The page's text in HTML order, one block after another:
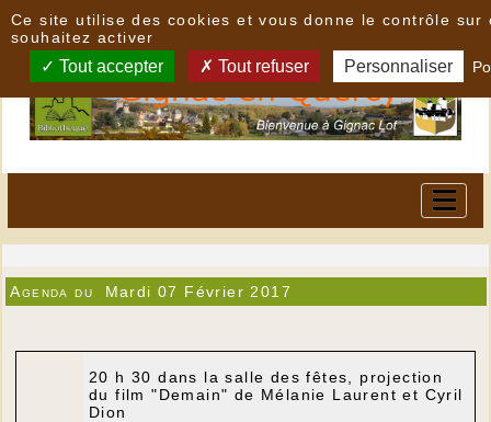
Agenda du Mardi 07 Février 2017
20 h 30 dans la salle des fêtes, projection
du film "Demain" de Mélanie Laurent et Cyril
Dion
Ce site utilise des cookies et vous donne le contrôle sur
souhaitez activer
Tout accepter Tout refuser Personnaliser